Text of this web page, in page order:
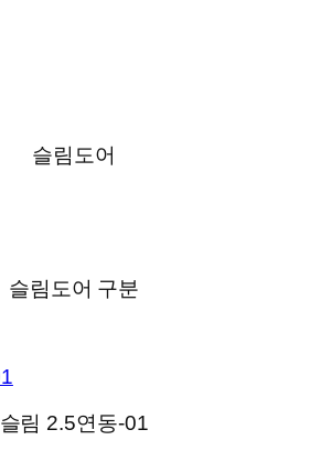
슬림도어
슬림도어 구분
슬림 2.5연동-01